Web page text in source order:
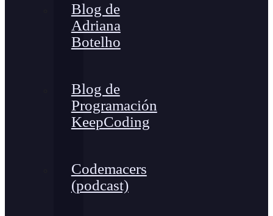
Blog de
Adriana
Botelho
Blog de
Programación
KeepCoding
Codemacers
(podcast)